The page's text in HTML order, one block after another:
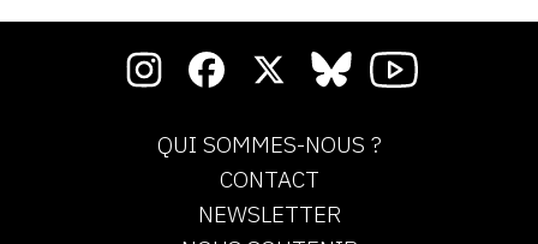
QUI SOMMES-NOUS ?
CONTACT
NEWSLETTER